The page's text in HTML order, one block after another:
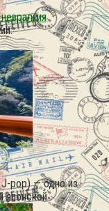
невралгия
J-pop) — одно из
японской